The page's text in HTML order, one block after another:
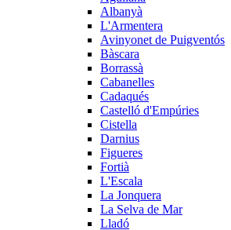
Albanyà
L'Armentera
Avinyonet de Puigventós
Bàscara
Borrassà
Cabanelles
Cadaqués
Castelló d'Empúries
Cistella
Darnius
Figueres
Fortià
L'Escala
La Jonquera
La Selva de Mar
Lladó